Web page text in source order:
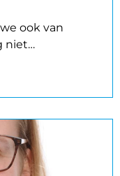
ook van
niet…